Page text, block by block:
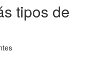
tipos de